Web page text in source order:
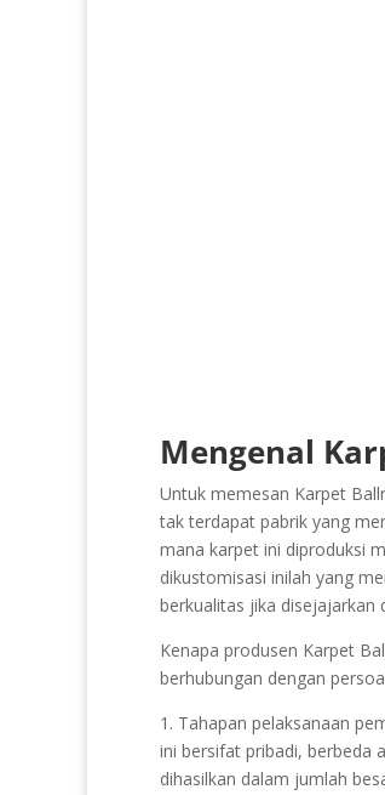
Mengenal
Untuk memesan Karpet
tak terdapat pabrik yang
mana karpet ini diproduksi
dikustomisasi inilah yang
berkualitas jika disejajarkan
Kenapa produsen Karpet
berhubungan dengan
1. Tahapan pelaksanaan
ini bersifat pribadi, berbeda
dihasilkan dalam jumlah